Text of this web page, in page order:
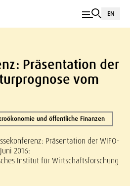
EN
Präsentation der
vom
und öffentliche Finanzen
Präsentation der WIFO-
2016:
Institut für Wirtschaftsforschung